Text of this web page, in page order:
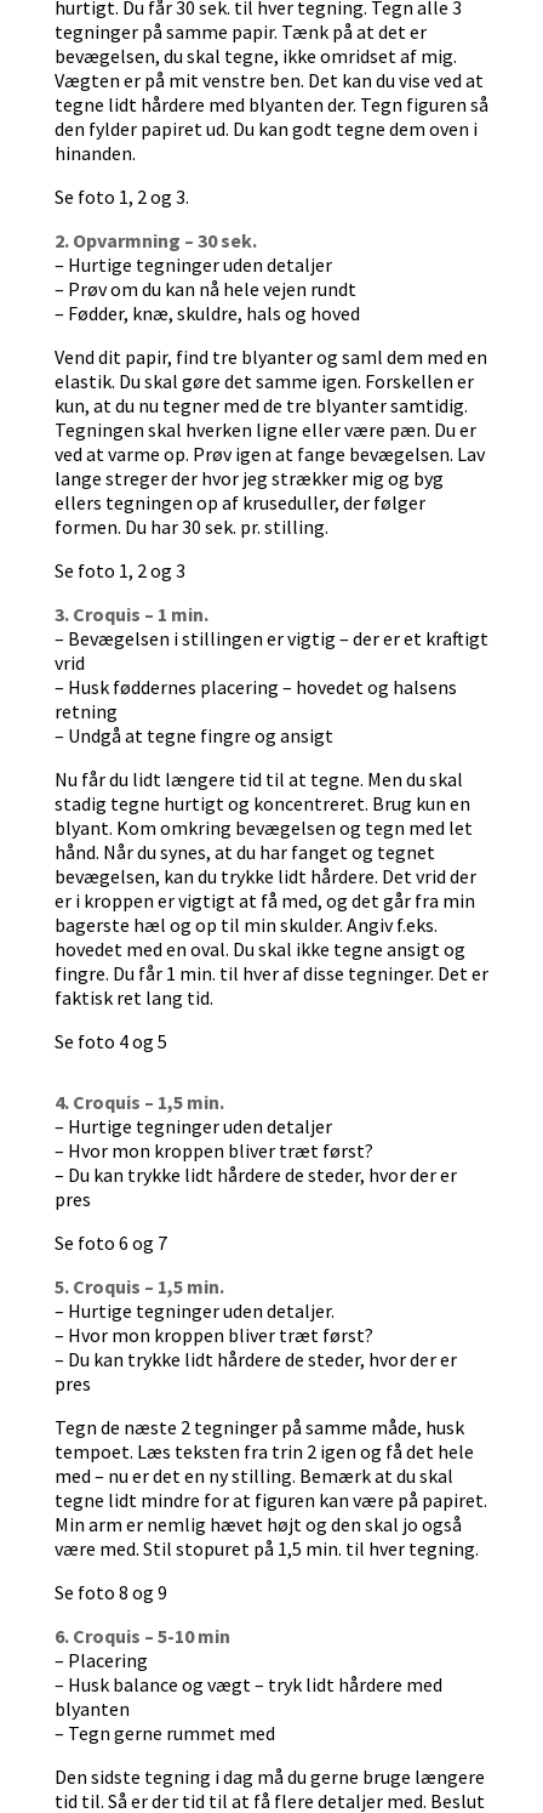
hurtigt. Du får 30 sek. til hver tegning. Tegn alle 3
tegninger på samme papir. Tænk på at det er
bevægelsen, du skal tegne, ikke omridset af mig.
Vægten er på mit venstre ben. Det kan du vise ved at
tegne lidt hårdere med blyanten der. Tegn figuren så
den fylder papiret ud. Du kan godt tegne dem oven i
hinanden.
Se foto 1, 2 og 3.
2. Opvarmning – 30 sek.
– Hurtige tegninger uden detaljer
– Prøv om du kan nå hele vejen rundt
– Fødder, knæ, skuldre, hals og hoved
Vend dit papir, find tre blyanter og saml dem med en
elastik. Du skal gøre det samme igen. Forskellen er
kun, at du nu tegner med de tre blyanter samtidig.
Tegningen skal hverken ligne eller være pæn. Du er
ved at varme op. Prøv igen at fange bevægelsen. Lav
lange streger der hvor jeg strækker mig og byg
ellers tegningen op af kruseduller, der følger
formen. Du har 30 sek. pr. stilling.
Se foto 1, 2 og 3
3. Croquis – 1 min.
– Bevægelsen i stillingen er vigtig – der er et kraftigt
vrid
– Husk føddernes placering – hovedet og halsens
retning
– Undgå at tegne fingre og ansigt
Nu får du lidt længere tid til at tegne. Men du skal
stadig tegne hurtigt og koncentreret. Brug kun en
blyant. Kom omkring bevægelsen og tegn med let
hånd. Når du synes, at du har fanget og tegnet
bevægelsen, kan du trykke lidt hårdere. Det vrid der
er i kroppen er vigtigt at få med, og det går fra min
bagerste hæl og op til min skulder. Angiv f.eks.
hovedet med en oval. Du skal ikke tegne ansigt og
fingre. Du får 1 min. til hver af disse tegninger. Det er
faktisk ret lang tid.
Se foto 4 og 5
4. Croquis – 1,5 min.
– Hurtige tegninger uden detaljer
– Hvor mon kroppen bliver træt først?
– Du kan trykke lidt hårdere de steder, hvor der er
pres
Se foto 6 og 7
5. Croquis – 1,5 min.
– Hurtige tegninger uden detaljer.
– Hvor mon kroppen bliver træt først?
– Du kan trykke lidt hårdere de steder, hvor der er
pres
Tegn de næste 2 tegninger på samme måde, husk
tempoet. Læs teksten fra trin 2 igen og få det hele
med – nu er det en ny stilling. Bemærk at du skal
tegne lidt mindre for at figuren kan være på papiret.
Min arm er nemlig hævet højt og den skal jo også
være med. Stil stopuret på 1,5 min. til hver tegning.
Se foto 8 og 9
6. Croquis – 5-10 min
– Placering
– Husk balance og vægt – tryk lidt hårdere med
blyanten
– Tegn gerne rummet med
Den sidste tegning i dag må du gerne bruge længere
tid til. Så er der tid til at få flere detaljer med. Beslut